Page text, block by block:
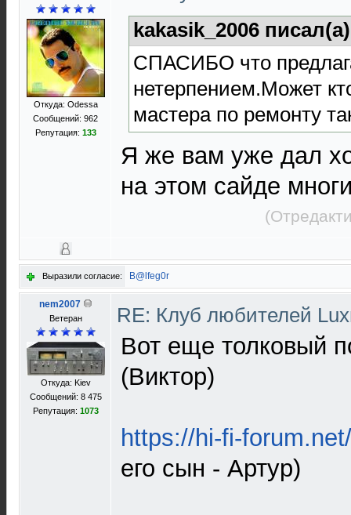
Откуда: Odessa
Сообщений: 962
Репутация: 133
kakasik_2006
СПАСИБО что
нетерпением.Может
мастера по ремонту
Я же вам уже дал
на этом сайде
Выразили согласие: B@lfeg0r
nem2007
Ветеран
Откуда: Kiev
Сообщений: 8 475
Репутация: 1073
RE: Клуб любителей
Вот еще толковый
(Виктор)
https://hi-fi-
его сын - Артур)